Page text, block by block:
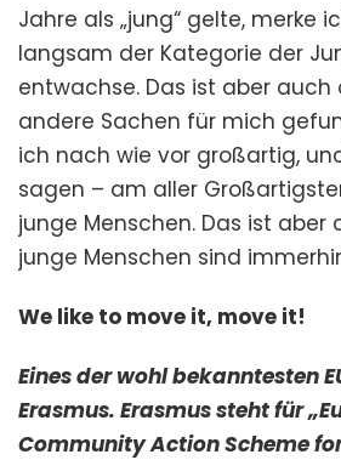
Jahre als „jung“ gelte, merke
langsam der Kategorie der
entwachse. Das ist aber auch
andere Sachen für mich
ich nach wie vor großartig,
sagen – am aller
junge Menschen. Das ist aber
junge Menschen sind
We like to move it, move it!
Eines der wohl bekanntesten
Erasmus. Erasmus steht für
Community Action Scheme